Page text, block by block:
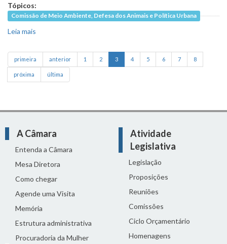
Tópicos:
Comissão de Meio Ambiente, Defesa dos Animais e Política Urbana
Leia mais
primeira anterior 1 2 3 4 5 6 7 8
próxima última
A Câmara
Entenda a Câmara
Mesa Diretora
Como chegar
Agende uma Visita
Memória
Estrutura administrativa
Procuradoria da Mulher
Atividade
Legislativa
Legislação
Proposições
Reuniões
Comissões
Ciclo Orçamentário
Homenagens